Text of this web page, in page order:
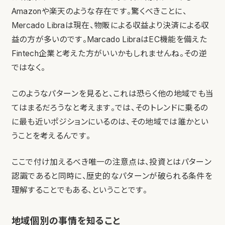
Amazonや楽天のような存在です。驚くべきことに、
Mercado Libraは現在、物販による収益より決済による収
益の方が多いのです。Marcado LibraはEC機能を備えた
Fintech企業と考えた方がいいかもしれませんね。その逆
ではなく。
このようなパターンを見ると、これは恐らく他の地域でも当
てはまるだろうなと考えます。では、そのトレンドに乗るの
に最も近いポジションにいるのは、その地域では誰かとい
うことを考えるんです。
ここで付け加えるべき唯一の注意点は、投資とはパターン
認識であると同時に、歴史的なパターンが破られる条件を
理解することでもある、ということです。
地域個別の事情を知ること